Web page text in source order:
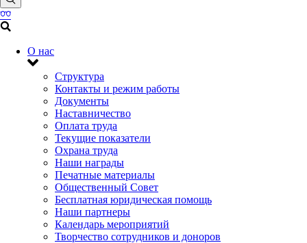
О нас
Структура
Контакты и режим работы
Документы
Наставничество
Оплата труда
Текущие показатели
Охрана труда
Наши награды
Печатные материалы
Общественный Совет
Бесплатная юридическая помощь
Наши партнеры
Календарь мероприятий
Творчество сотрудников и доноров